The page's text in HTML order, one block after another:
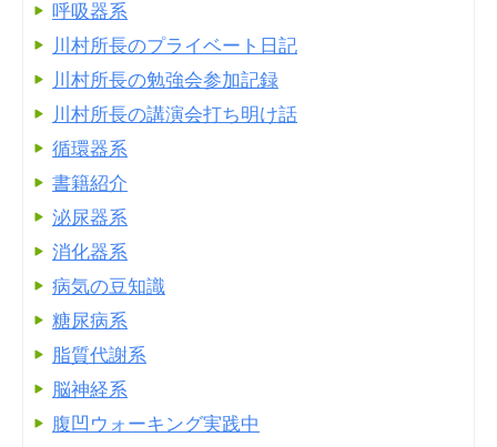
呼吸器系
川村所長のプライベート日記
川村所長の勉強会参加記録
川村所長の講演会打ち明け話
循環器系
書籍紹介
泌尿器系
消化器系
病気の豆知識
糖尿病系
脂質代謝系
脳神経系
腹凹ウォーキング実践中